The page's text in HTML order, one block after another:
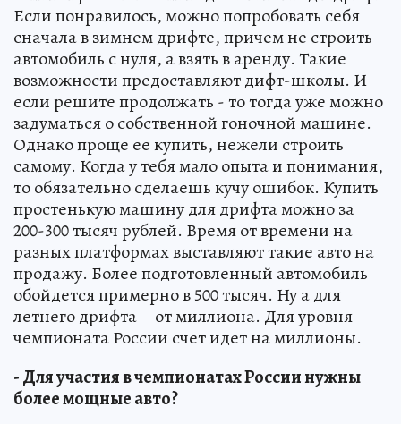
Если понравилось, можно попробовать себя
сначала в зимнем дрифте, причем не строить
автомобиль с нуля, а взять в аренду. Такие
возможности предоставляют дифт-школы. И
если решите продолжать - то тогда уже можно
задуматься о собственной гоночной машине.
Однако проще ее купить, нежели строить
самому. Когда у тебя мало опыта и понимания,
то обязательно сделаешь кучу ошибок. Купить
простенькую машину для дрифта можно за
200-300 тысяч рублей. Время от времени на
разных платформах выставляют такие авто на
продажу. Более подготовленный автомобиль
обойдется примерно в 500 тысяч. Ну а для
летнего дрифта – от миллиона. Для уровня
чемпионата России счет идет на миллионы.
- Для участия в чемпионатах России нужны
более мощные авто?